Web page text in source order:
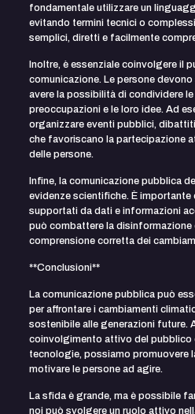
fondamentale utilizzare un
evitando termini tecnici o
semplici, diretti e facilmente
Inoltre, è essenziale coinvolgere il
comunicazione. Le persone
avere la possibilità di condividere
preoccupazioni e le loro idee. Ad
organizzare eventi pubblici,
che favoriscano la partecipazione
delle persone.
Infine, la comunicazione pubblica
evidenze scientifiche. È importante
supportati da dati e informazioni
può combattere la disinformazione
comprensione corretta dei
**Conclusioni**
La comunicazione pubblica può
per affrontare i cambiamenti
sostenibile alle generazioni future.
coinvolgimento attivo del pubblico
tecnologie, possiamo promuovere
motivare le persone ad agire.
La sfida è grande, ma è possibile
noi può svolgere un ruolo attivo